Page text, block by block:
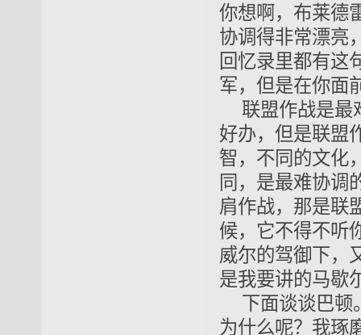
你想啊，布莱德
协调得非常漂亮
回忆录里都有这
军，但是在你面
联盟作战是最
好办，但是联盟
智，不同的文化
同，是最难协调
肩作战，那是联
候，它不得不听
威尔的驾御下，
是我要讲的马歇
下面谈谈巴顿
为什么呢？我琢